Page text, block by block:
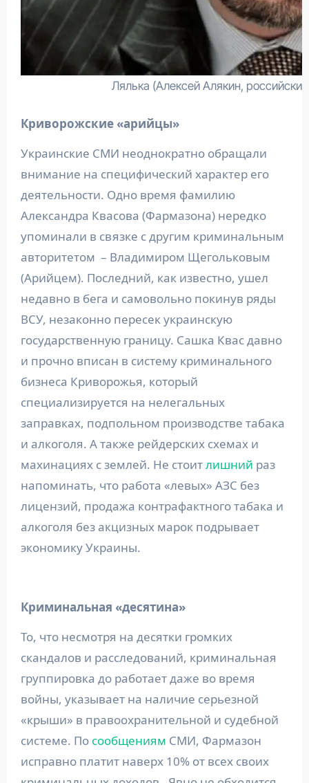
Лялька (Алексей Алякин,
Криворожские «арийцы»
Украинские СМИ неоднократно обращали
внимание на специфический характер его
деятельности. Одно время фамилию
Александра Квасова (Фармазона) нередко
упоминали в связке с другим криминальным
авторитетом – Владимиром Щегольковым
(Арийцем). Последний, как известно, ушел
недавно в бега и самовольно покинув ряды
ВСУ, незаконно пересек украинскую
государственную границу. Сашка Квас давно
и прочно вписан в систему криминального
бизнеса Криворожья, который
специализируется на нелегальных
заправках, подпольном производстве табака
и алкоголя. А также рейдерских схемах и
махинациях с землей. Не стоитлишний раз
напоминать, что работа «левых» АЗС без
лицензий, продажа контрафактного табака и
алкоголя без акцизных марок подрывает
экономику Украины.
Криминальная «десятина»
То, что несмотря на десятки громких
скандалов и расследований, криминальная
группировка до работает даже во время
войны, указывает на наличие серьезной
«крыши» в правоохранительной и судебной
системе. По сообщениям СМИ, Фармазон
исправно платит наверх 10% от всех своих